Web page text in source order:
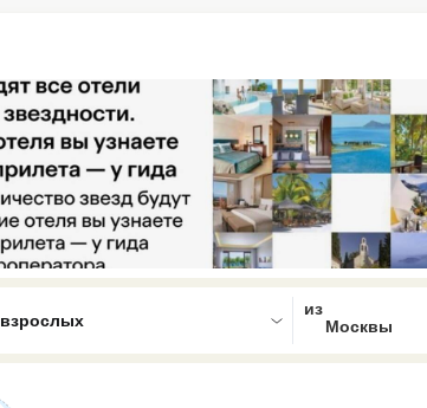
results available. Select is focused , press Down to open the